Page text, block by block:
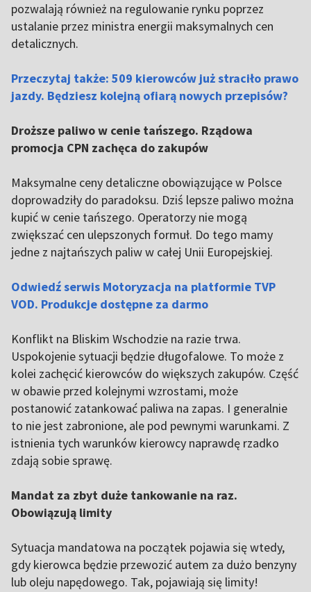
pozwalają również na regulowanie rynku poprzez
ustalanie przez ministra energii maksymalnych cen
detalicznych.
Przeczytaj także: 509 kierowców już straciło prawo
jazdy. Będziesz kolejną ofiarą nowych przepisów?
Droższe paliwo w cenie tańszego. Rządowa
promocja CPN zachęca do zakupów
Maksymalne ceny detaliczne obowiązujące w Polsce
doprowadziły do paradoksu. Dziś lepsze paliwo można
kupić w cenie tańszego. Operatorzy nie mogą
zwiększać cen ulepszonych formuł. Do tego mamy
jedne z najtańszych paliw w całej Unii Europejskiej.
Odwiedź serwis Motoryzacja na platformie TVP
VOD. Produkcje dostępne za darmo
Konflikt na Bliskim Wschodzie na razie trwa.
Uspokojenie sytuacji będzie długofalowe. To może z
kolei zachęcić kierowców do większych zakupów. Część
w obawie przed kolejnymi wzrostami, może
postanowić zatankować paliwa na zapas. I generalnie
to nie jest zabronione, ale pod pewnymi warunkami. Z
istnienia tych warunków kierowcy naprawdę rzadko
zdają sobie sprawę.
Mandat za zbyt duże tankowanie na raz.
Obowiązują limity
Sytuacja mandatowa na początek pojawia się wtedy,
gdy kierowca będzie przewozić autem za dużo benzyny
lub oleju napędowego. Tak, pojawiają się limity!